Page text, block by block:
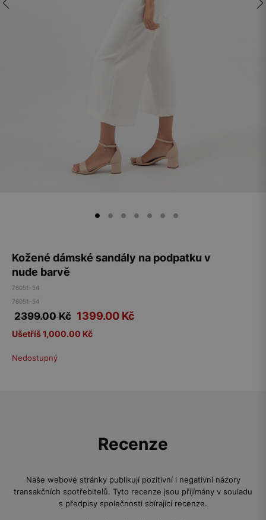
Kožené dámské sandály na podpatku v
nude barvě
76051-54
76051-54
2399.00 Kč 1399.00 Kč
Ušetříš 1,000.00 Kč
Nedostupný
Recenze
Naše webové stránky publikují pozitivní i negativní názory
transakčních spotřebitelů. Tyto recenze jsou přijímány v souladu
s předpisy společnosti sbírající recenze.